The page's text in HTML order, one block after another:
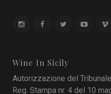
Wine In Sicily
Autorizzazione del
Reg. Stampa nr. 4 del 10